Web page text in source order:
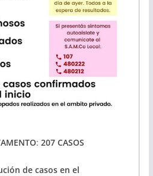
: 207 CASOS
de casos en el